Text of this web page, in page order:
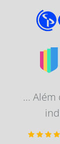
... Além